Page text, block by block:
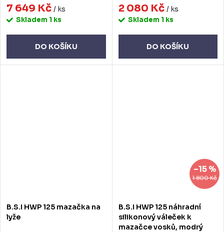
7 649 Kč / ks
Skladem 1 ks
DO KOŠÍKU
2 080 Kč / ks
Skladem 1 ks
DO KOŠÍKU
B.S.I HWP 125 mazačka na
lyže
1 800 Kč
–15 %
B.S.I HWP 125 náhradní
silikonový váleček k
mazačce vosků, modrý